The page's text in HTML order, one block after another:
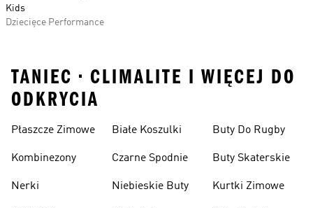
Kids
Dziecięce Performance
TANIEC • CLIMALITE I WIĘCEJ DO
ODKRYCIA
Płaszcze Zimowe
Kombinezony
Nerki
Białe Koszulki
Czarne Spodnie
Niebieskie Buty
Buty Do Rugby
Buty Skaterskie
Kurtki Zimowe